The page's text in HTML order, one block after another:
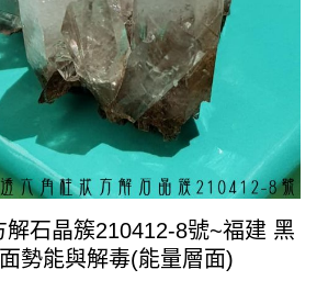
石晶簇210412-8號~福建 黑
勢能與解毒(能量層面)